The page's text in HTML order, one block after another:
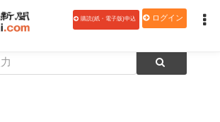
購読(紙・電子版)申込 ログイン